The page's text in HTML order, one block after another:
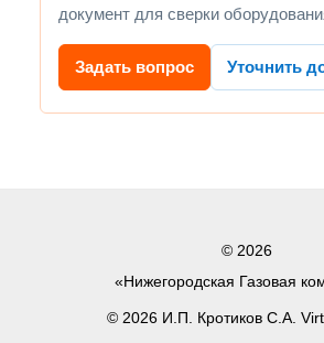
документ для сверки
Задать вопрос Уточнить
© 2026
«Нижегородская Газовая
© 2026 И.П. Кротиков С.А.